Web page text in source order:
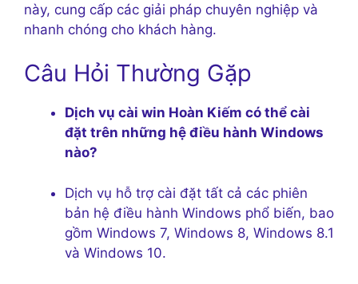
này, cung cấp các giải pháp chuyên nghiệp và
nhanh chóng cho khách hàng.
Câu Hỏi Thường Gặp
Dịch vụ cài win Hoàn Kiếm có thể cài
đặt trên những hệ điều hành Windows
nào?
Dịch vụ hỗ trợ cài đặt tất cả các phiên
bản hệ điều hành Windows phổ biến, bao
gồm Windows 7, Windows 8, Windows 8.1
và Windows 10.